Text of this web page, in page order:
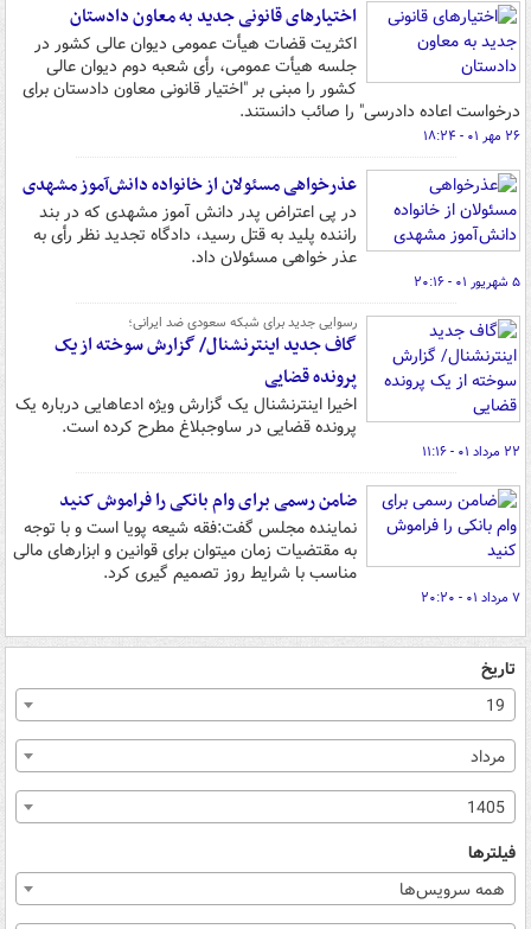
اختیارهای قانونی جدید به معاون دادستان
اکثریت قضات هیأت عمومی دیوان عالی کشور در
جلسه هیأت عمومی، رأی شعبه دوم دیوان عالی
کشور را مبنی بر "اختیار قانونی معاون دادستان برای
درخواست اعاده دادرسی" را صائب دانستند.
۲۶ مهر ۰۱ - ۱۸:۲۴
عذرخواهی مسئولان از خانواده دانش‌آموز مشهدی
در پی اعتراض پدر دانش آموز مشهدی که در بند
راننده پلید به قتل رسید، دادگاه تجدید نظر رأی به
عذر خواهی مسئولان داد.
۵ شهریور ۰۱ - ۲۰:۱۶
رسوایی جدید برای شبکه سعودی ضد ایرانی؛
گاف جدید اینترنشنال/ گزارش سوخته از یک
پرونده قضایی
اخیرا اینترنشنال یک گزارش ویژه ادعاهایی درباره یک
پرونده قضایی در ساوجبلاغ مطرح کرده است.
۲۲ مرداد ۰۱ - ۱۱:۱۶
ضامن رسمی برای وام بانکی را فراموش کنید
نماینده مجلس گفت:فقه شیعه پویا است و با توجه
به مقتضیات زمان میتوان برای قوانین و ابزارهای مالی
مناسب با شرایط روز تصمیم گیری کرد.
۷ مرداد ۰۱ - ۲۰:۲۰
تاریخ
19
مرداد
1405
فیلترها
همه سرویس‌ها